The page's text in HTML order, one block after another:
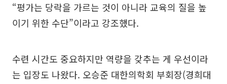
“평가는 당락을 가르는 것이 아니라 교육의 질을 높
이기 위한 수단”이라고 강조했다.
수련 시간도 중요하지만 역량을 갖추는 게 우선이라
는 입장도 나왔다. 오승준 대한의학회 부회장(경희대